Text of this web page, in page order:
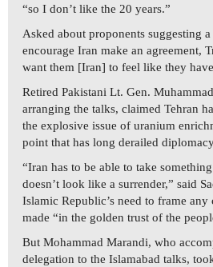
“so I don’t like the 20 years.”
Asked about proponents suggesting
encourage Iran make an agreement,
want them [Iran] to feel like they
Retired Pakistani Lt. Gen.
arranging the talks, claimed Tehran
the explosive issue of uranium
point that has long derailed
“Iran has to be able to take
doesn’t look like a surrender,” said
Islamic Republic’s need to frame any
made “in the golden trust of the
But Mohammad Marandi, who
delegation to the Islamabad talks,